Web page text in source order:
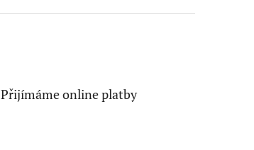
Přijímáme online platby